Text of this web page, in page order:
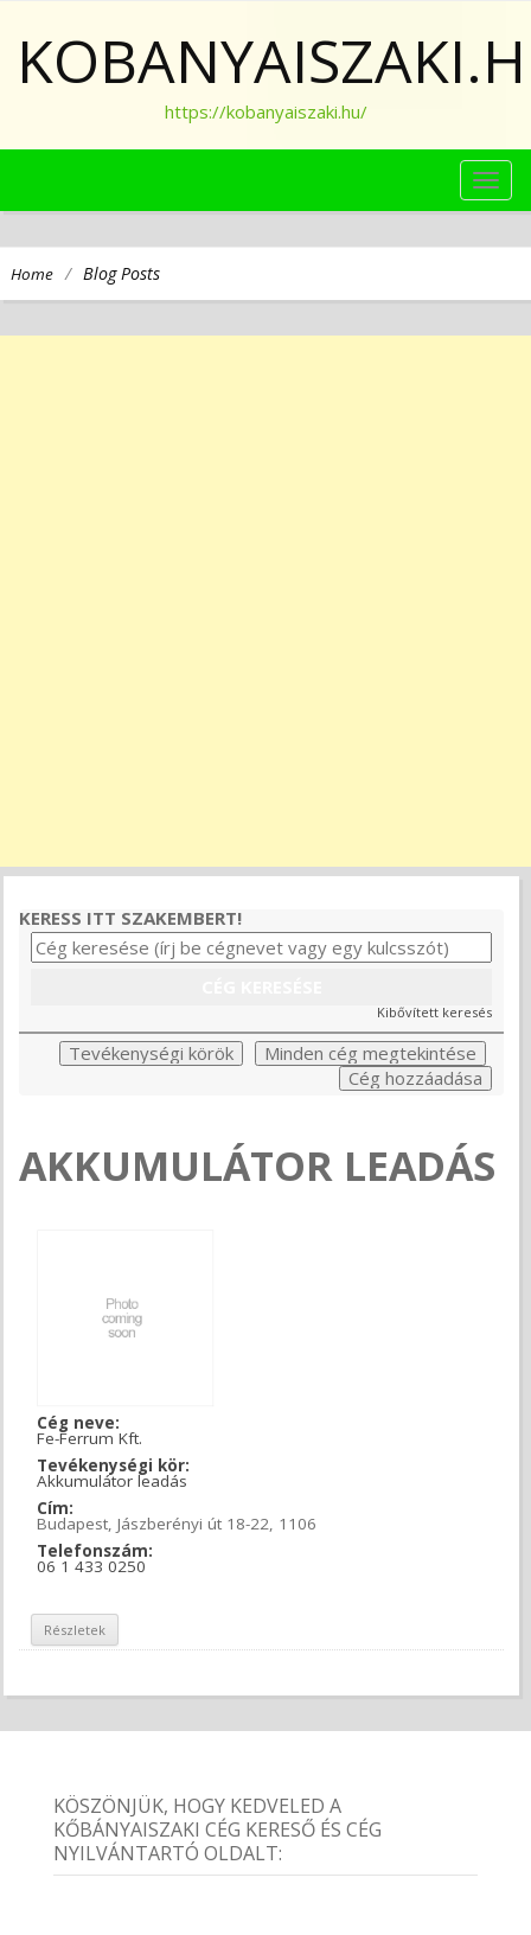
https://kobanyaiszaki.hu/
Home / Blog Posts
KERESS ITT SZAKEMBERT!
Kibővített keresés
AKKUMULÁTOR LEADÁS
Cég neve:
Fe-Ferrum Kft.
Tevékenységi kör:
Akkumulátor leadás
Cím:
Budapest, Jászberényi út 18-22, 1106
Telefonszám:
06 1 433 0250
Részletek
KÖSZÖNJÜK, HOGY KEDVELED A
KŐBÁNYAISZAKI CÉG KERESŐ ÉS CÉG
NYILVÁNTARTÓ OLDALT: